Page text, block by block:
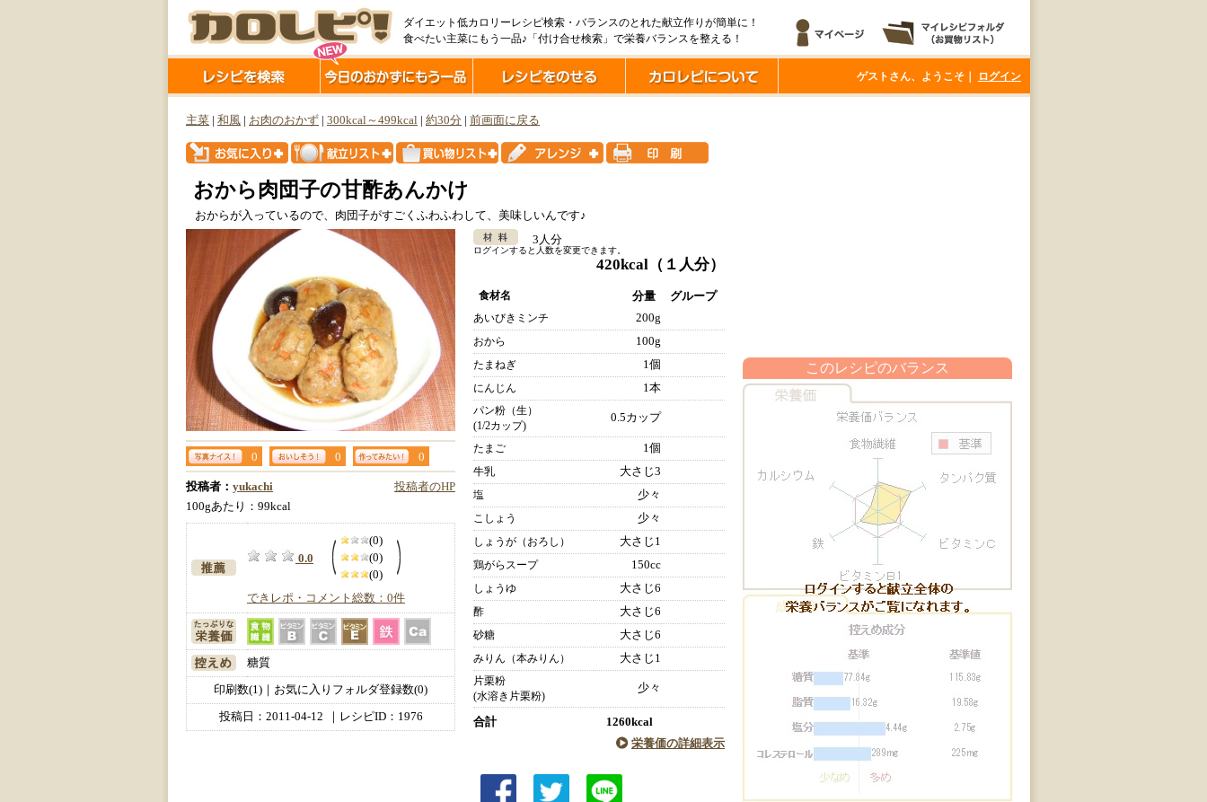
ダイエット低カロリーレシピ検索・バランスのとれた献立作りが簡単に！
食べたい主菜にもう一品♪「付け合せ検索」で栄養バランスを整える！
ゲストさん、ようこそ｜ ログイン
主菜 和風 お肉のおかず 300kcal～499kcal 約30分 前画面に戻る
おから肉団子の甘酢あんかけ
おからが入っているので、肉団子がすごくふわふわして、美味しいんです♪
0 0 0
投稿者のHP
投稿者： yukachi
100gあたり：99kcal
0.0
(0)
(0)
(0)
できレポ・コメント総数：0件
糖質
印刷数(1)｜お気に入りフォルダ登録数(0)
投稿日： 2011-04-12 ｜レシピID：1976
3人分
ログインすると人数を変更できます。
420kcal （１人分）
食材名 分量 グループ
あいびきミンチ 200g
おから 100g
たまねぎ 1個
にんじん 1本
パン粉（生）
(1/2カップ)
0.5カップ
たまご 1個
牛乳 大さじ3
塩 少々
こしょう 少々
しょうが（おろし） 大さじ1
鶏がらスープ 150cc
しょうゆ 大さじ6
酢 大さじ6
砂糖 大さじ6
みりん（本みりん） 大さじ1
片栗粉
(水溶き片栗粉)
少々
合計
1260kcal
栄養価の詳細表示
このレシピのバランス